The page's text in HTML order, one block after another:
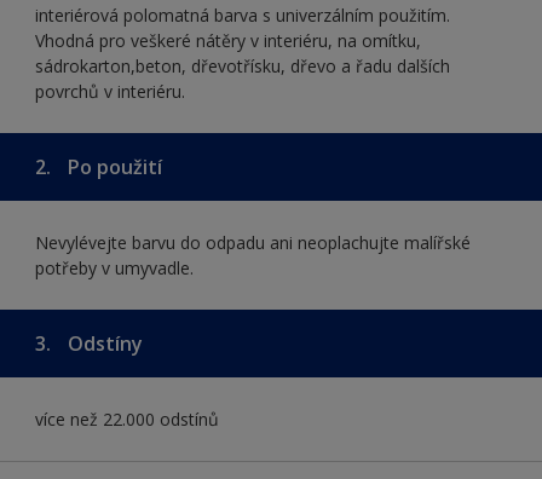
interiérová polomatná barva s univerzálním použitím.
Vhodná pro veškeré nátěry v interiéru, na omítku,
sádrokarton,beton, dřevotřísku, dřevo a řadu dalších
povrchů v interiéru.
2. Po použití
Nevylévejte barvu do odpadu ani neoplachujte malířské
potřeby v umyvadle.
3. Odstíny
více než 22.000 odstínů